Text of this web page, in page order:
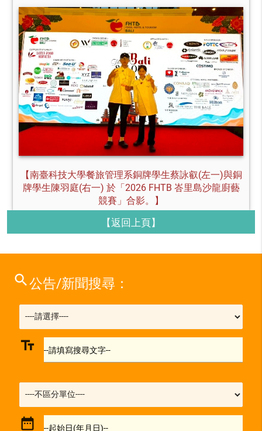
【南臺科技大學餐旅管理系銅牌學生蔡詠叡(左一)與銅
牌學生陳羽庭(右一) 於「2026 FHTB 峇里島沙龍廚藝
競賽」合影。】
【返回上頁】
search公告/新聞搜尋：
text_fields --請填寫搜尋文字--
date_range --起始日(年月日)--